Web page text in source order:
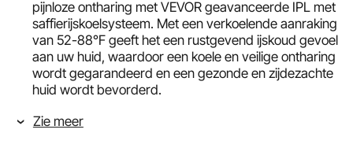
pijnloze ontharing met VEVOR geavanceerde IPL met
saffierijskoelsysteem. Met een verkoelende aanraking
van 52-88°F geeft het een rustgevend ijskoud gevoel
aan uw huid, waardoor een koele en veilige ontharing
wordt gegarandeerd en een gezonde en zijdezachte
huid wordt bevorderd.
laserontharingsapparaat levert 17 J sterke
Zie meer